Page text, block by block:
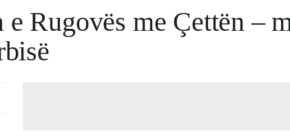
e Rugovës me Çettën –